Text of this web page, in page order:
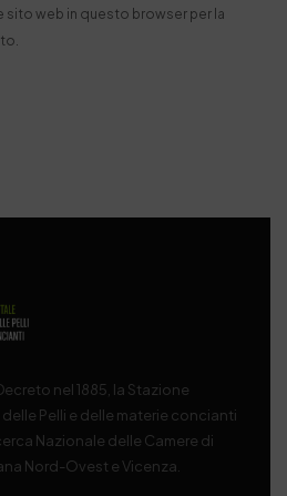
sito web in questo browser per la
nel 1885, la Stazione
Pelli e delle materie concianti
Nazionale delle Camere di
Nord-Ovest e Vicenza.